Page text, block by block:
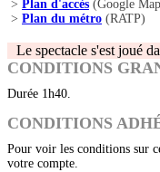
> Plan d'accès (Google
> Plan du métro (RATP)
Le spectacle s'est joué
CONDITIONS
Durée 1h40.
CONDITIONS
Pour voir les conditions sur
votre compte.